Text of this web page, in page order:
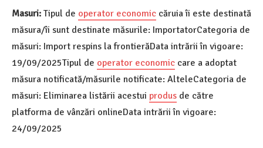
Masuri: Tipul de operator economic căruia îi este destinată
măsura/îi sunt destinate măsurile: ImportatorCategoria de
măsuri: Import respins la frontierăData intrării în vigoare:
19/09/2025Tipul de operator economic care a adoptat
măsura notificată/măsurile notificate: AlteleCategoria de
măsuri: Eliminarea listării acestui produs de către
platforma de vânzări onlineData intrării în vigoare:
24/09/2025